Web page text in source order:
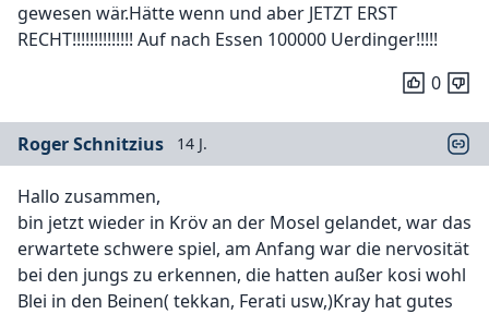
gewesen wär.Hätte wenn und aber JETZT ERST
RECHT!!!!!!!!!!!!!! Auf nach Essen 100000 Uerdinger!!!!!
0
Roger Schnitzius 14 J.
Hallo zusammen,
bin jetzt wieder in Kröv an der Mosel gelandet, war das
erwartete schwere spiel, am Anfang war die nervosität
bei den jungs zu erkennen, die hatten außer kosi wohl
Blei in den Beinen( tekkan, Ferati usw,)Kray hat gutes